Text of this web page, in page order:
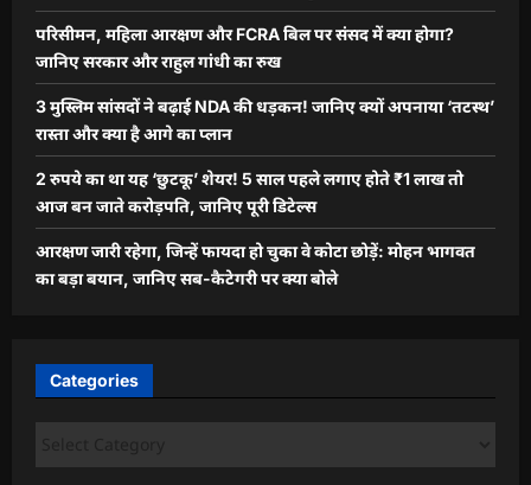
परिसीमन, महिला आरक्षण और FCRA बिल पर संसद में क्या होगा?
जानिए सरकार और राहुल गांधी का रुख
3 मुस्लिम सांसदों ने बढ़ाई NDA की धड़कन! जानिए क्यों अपनाया ‘तटस्थ’
रास्ता और क्या है आगे का प्लान
2 रुपये का था यह ‘छुटकू’ शेयर! 5 साल पहले लगाए होते ₹1 लाख तो
आज बन जाते करोड़पति, जानिए पूरी डिटेल्स
आरक्षण जारी रहेगा, जिन्हें फायदा हो चुका वे कोटा छोड़ें: मोहन भागवत
का बड़ा बयान, जानिए सब-कैटेगरी पर क्या बोले
Categories